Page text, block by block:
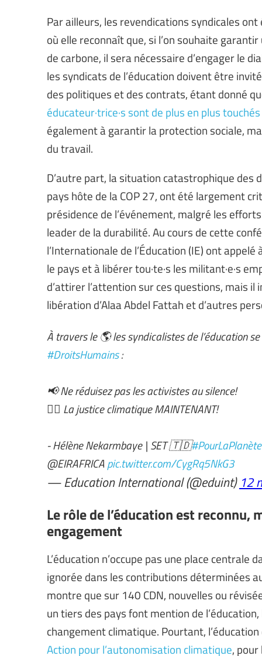
Par ailleurs, les revendications syndicales
où elle reconnaît que, si l’on souhaite
de carbone, il sera nécessaire d’engager le
les syndicats de l’éducation doivent être
des politiques et des contrats, étant donné
éducateur·trice·s sont de plus en plus
également à garantir la protection sociale,
du travail.
D’autre part, la situation catastrophique des
pays hôte de la COP 27, ont été largement
présidence de l’événement, malgré les
leader de la durabilité. Au cours de cette
l’Internationale de l’Éducation (IE) ont
le pays et à libérer tou·te·s les militant·e·s
d’attirer l’attention sur ces questions, mais il
libération d’Alaa Abdel Fattah et d’autres
À travers le 🌎 les syndicalistes de l’éducation
#DroitsHumains:
📢 Ne réduisez pas les activistes au silence!
✊🏾 La justice climatique MAINTENANT!
- Hélène Nekarmbaye | SET 🇹🇩#PourLaPlanète
@EIRAFRICA pic.twitter.com/CygRq5NkG3
— Education International (@eduint) 12
Le rôle de l’éducation est reconnu,
engagement
L’éducation n’occupe pas une place
ignorée dans les contributions déterminées
montre que sur 140 CDN, nouvelles ou
un tiers des pays font mention de
changement climatique. Pourtant,
Action pour l’autonomisation climatique, pour